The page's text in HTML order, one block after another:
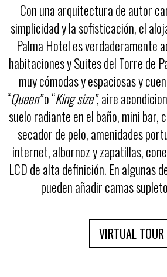
Con una arquitectura de autor
simplicidad y la sofisticación, el
Palma Hotel es verdaderamente
habitaciones y Suites del Torre de
muy cómodas y espaciosas y
“Queen”o “King size”, aire
suelo radiante en el baño, mini
secador de pelo, amenidades
internet, albornoz y zapatillas,
LCD de alta definición. En algunas
pueden añadir camas
VIRTUAL TOUR